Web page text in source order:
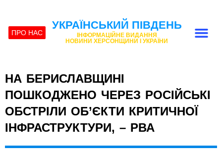
ПРО НАС
УКРАЇНСЬКИЙ ПІВДЕНЬ
ІНФОРМАЦІЙНЕ ВИДАННЯ
НОВИНИ ХЕРСОНЩИНИ І УКРАЇНИ
НА БЕРИСЛАВЩИНІ
ПОШКОДЖЕНО ЧЕРЕЗ РОСІЙСЬКІ
ОБСТРІЛИ ОБ’ЄКТИ КРИТИЧНОЇ
ІНФРАСТРУКТУРИ, – РВА